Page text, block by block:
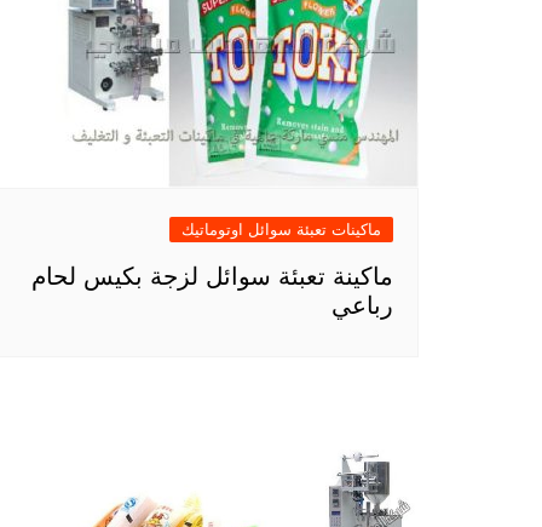
ماكينات تعبئة سوائل اوتوماتيك
ماكينة تعبئة سوائل لزجة بكيس لحام
رباعي